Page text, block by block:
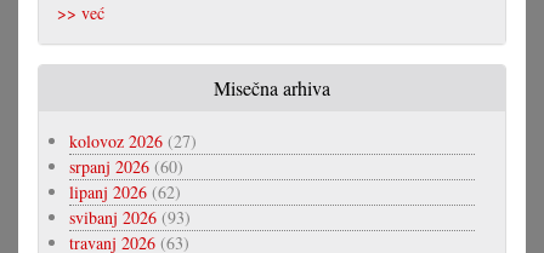
>> već
Misečna arhiva
kolovoz 2026 (27)
srpanj 2026 (60)
lipanj 2026 (62)
svibanj 2026 (93)
travanj 2026 (63)